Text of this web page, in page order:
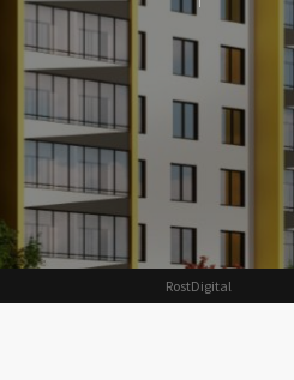
RostDigital